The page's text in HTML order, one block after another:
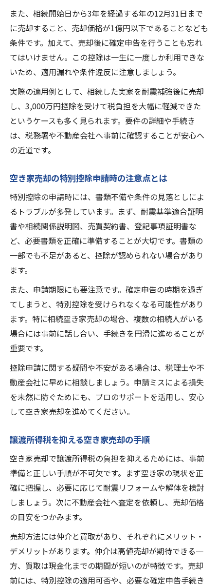
また、相続開始日から3年を経過する年の12月31日まで
に売却すること、売却価格が1億円以下であることなども
条件です。加えて、売却後に確定申告を行うことも忘れ
てはいけません。この控除は一生に一度しか利用できな
いため、適用漏れや条件違反に注意しましょう。
実際の適用例として、相続した実家を耐震補強後に売却
し、3,000万円控除を受けて税負担を大幅に軽減できた
というケースも多く見られます。要件の詳細や手続き
は、税務署や不動産会社へ事前に確認することが安心へ
の近道です。
空き家売却の特別控除申請時の注意点とは
特別控除の申請時には、書類不備や条件の見落としによ
るトラブルが多発しています。まず、耐震基準適合証明
書や相続関係説明図、売買契約書、登記事項証明書な
ど、必要書類を正確に準備することが大切です。書類の
一部でも不足があると、控除が認められない場合があり
ます。
また、申請期限にも要注意です。確定申告の時期を過ぎ
てしまうと、特別控除を受けられなくなる可能性があり
ます。特に相続空き家売却の場合、複数の相続人がいる
場合には事前に話し合い、手続きを円滑に進めることが
重要です。
控除申請に関する疑問や不安がある場合は、税理士や不
動産会社に早めに相談しましょう。申請ミスによる損失
を未然に防ぐためにも、プロのサポートを活用し、安心
して空き家売却を進めてください。
譲渡所得税を抑える空き家売却の手順
空き家売却で譲渡所得税の負担を抑えるためには、事前
準備と正しい手順が不可欠です。まず空き家の現状を正
確に把握し、必要に応じて耐震リフォームや解体を検討
しましょう。次に不動産会社へ査定を依頼し、売却価格
の目安をつかみます。
売却方法には仲介と買取があり、それぞれにメリット・
デメリットがあります。仲介は高値売却が期待できる一
方、買取は現金化までの期間が短いのが特徴です。売却
前には、特別控除の適用可否や、必要な確定申告手続き